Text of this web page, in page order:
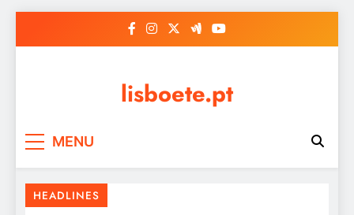
lisboete.pt
MENU
HEADLINES